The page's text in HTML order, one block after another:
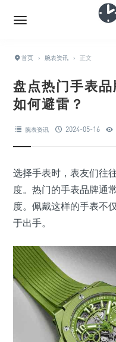
首页 › 腕表资讯 › 正文
盘点热门手表
如何避雷？
腕表资讯 2024-05-16
选择手表时，表友们往
度。热门的手表品牌通
度。佩戴这样的手表不
于出手。